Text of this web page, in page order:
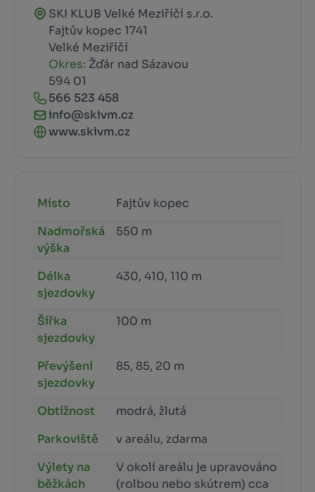
SKI KLUB Velké Meziříčí s.r.o.
Fajtův kopec 1741
Velké Meziříčí
Okres: Žďár nad Sázavou
594 01
566 523 458
info@skivm.cz
www.skivm.cz
Místo
Fajtův kopec
Nadmořská
výška
550 m
Délka
sjezdovky
430, 410, 110 m
Šířka
sjezdovky
100 m
Převýšení
sjezdovky
85, 85, 20 m
Obtížnost
modrá, žlutá
Parkoviště
v areálu, zdarma
Výlety na
běžkách
V okolí areálu je upravováno
(rolbou nebo skútrem) cca